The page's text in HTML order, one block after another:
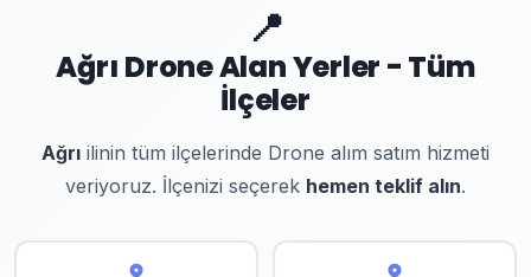
📍
Ağrı Drone Alan Yerler - Tüm
İlçeler
Ağrı ilinin tüm ilçelerinde Drone alım satım hizmeti
veriyoruz. İlçenizi seçerek hemen teklif alın.